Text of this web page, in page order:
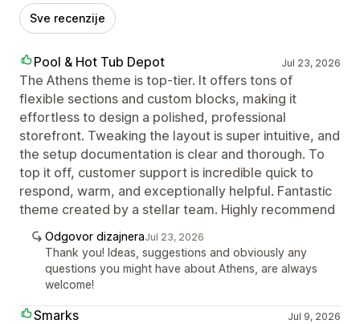
Sve recenzije
Pool & Hot Tub Depot Jul 23, 2026
The Athens theme is top-tier. It offers tons of
flexible sections and custom blocks, making it
effortless to design a polished, professional
storefront. Tweaking the layout is super intuitive, and
the setup documentation is clear and thorough. To
top it off, customer support is incredible quick to
respond, warm, and exceptionally helpful. Fantastic
theme created by a stellar team. Highly recommend
Odgovor dizajneraJul 23, 2026
Thank you! Ideas, suggestions and obviously any
questions you might have about Athens, are always
welcome!
Smarks Jul 9, 2026